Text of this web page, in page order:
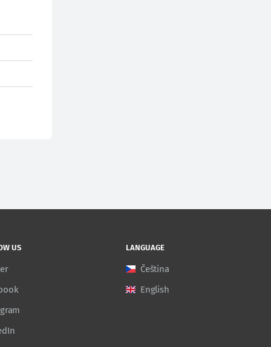
US LANGUAGE
Čeština
English